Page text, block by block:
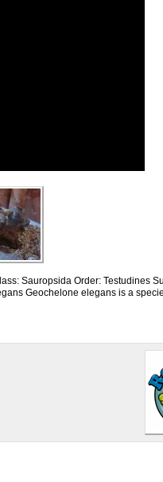
Sauropsida Order: Testudines
Geochelone elegans is a